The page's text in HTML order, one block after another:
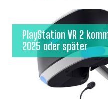
PlayStation VR 2
2025 oder später